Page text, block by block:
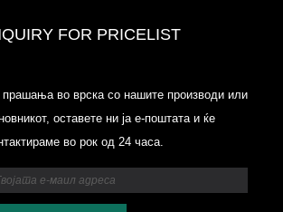
FOR PRICELIST
во врска со нашите производи или
оставете ни ја е-поштата и ќе
во рок од 24 часа.
Одауел-
список-